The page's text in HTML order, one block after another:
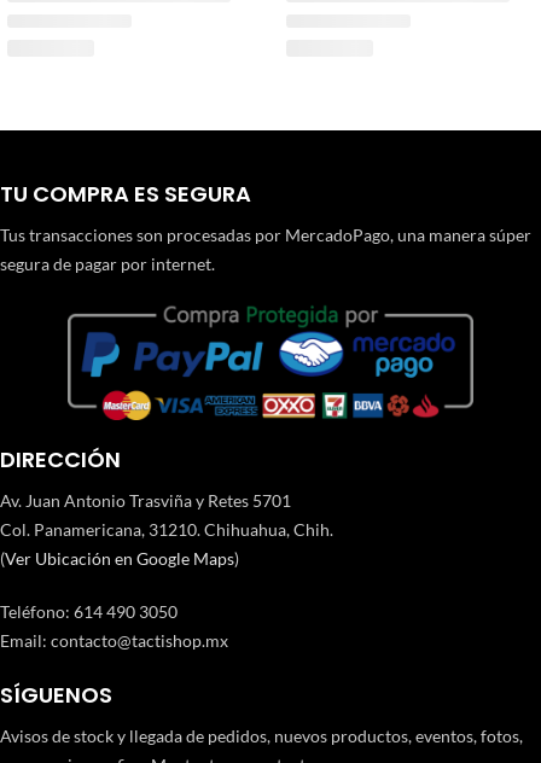
TU COMPRA ES SEGURA
Tus transacciones son procesadas por MercadoPago, una manera súper
segura de pagar por internet.
DIRECCIÓN
Av. Juan Antonio Trasviña y Retes 5701
Col. Panamericana, 31210. Chihuahua, Chih.
(Ver Ubicación en Google Maps)
Teléfono: 614 490 3050
Email: contacto@tactishop.mx
SÍGUENOS
Avisos de stock y llegada de pedidos, nuevos productos, eventos, fotos,